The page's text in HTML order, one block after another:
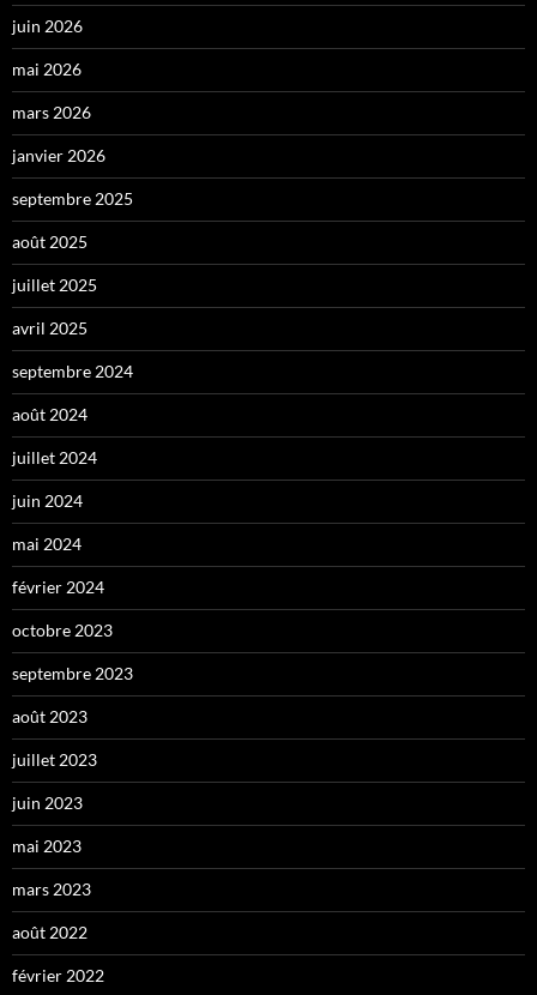
juin 2026
mai 2026
mars 2026
janvier 2026
septembre 2025
août 2025
juillet 2025
avril 2025
septembre 2024
août 2024
juillet 2024
juin 2024
mai 2024
février 2024
octobre 2023
septembre 2023
août 2023
juillet 2023
juin 2023
mai 2023
mars 2023
août 2022
février 2022